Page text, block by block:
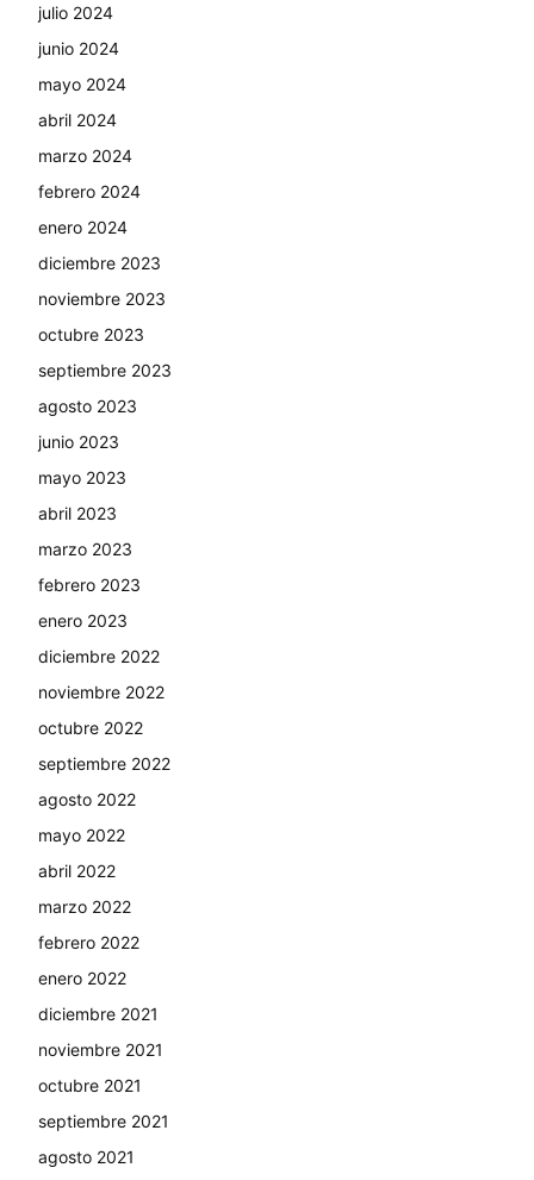
julio 2024
junio 2024
mayo 2024
abril 2024
marzo 2024
febrero 2024
enero 2024
diciembre 2023
noviembre 2023
octubre 2023
septiembre 2023
agosto 2023
junio 2023
mayo 2023
abril 2023
marzo 2023
febrero 2023
enero 2023
diciembre 2022
noviembre 2022
octubre 2022
septiembre 2022
agosto 2022
mayo 2022
abril 2022
marzo 2022
febrero 2022
enero 2022
diciembre 2021
noviembre 2021
octubre 2021
septiembre 2021
agosto 2021